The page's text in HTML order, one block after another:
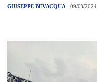
GIUSEPPE BEVACQUA - 09/08/2024